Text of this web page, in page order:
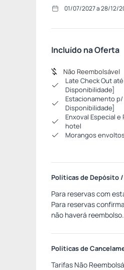
01/07/2027 a 28/12/
Incluído na Oferta
Não Reembolsável
Late Check Out
Disponibilidade]
Estacionamento
Disponibilidade]
Enxoval Especial
hotel
Morangos
Políticas de Depósito
Para reservas com
Para reservas
não haverá reembolso.
Políticas de
Tarifas Não